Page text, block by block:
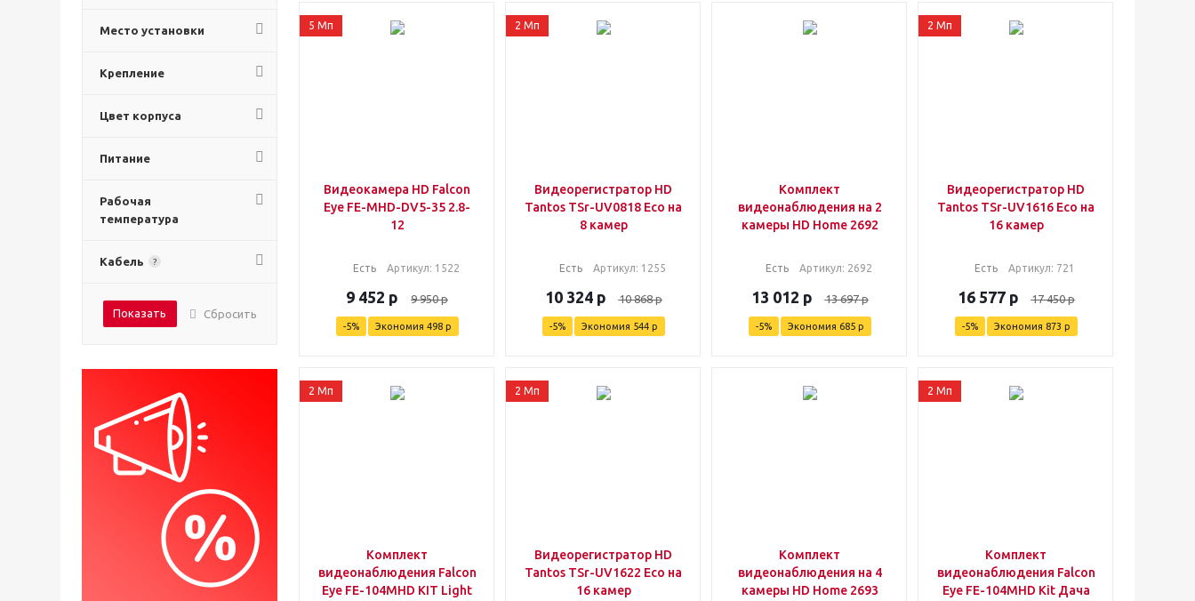
Место установки
Крепление
Цвет корпуса
Питание
Рабочая
температура
Кабель ?
Показать Сбросить
5 Мп
Видеокамера HD Falcon
Eye FE-MHD-DV5-35 2.8-
12
Есть Артикул: 1522
9 452 р 9 950р
-5% Экономия 498р
2 Мп
Видеорегистратор HD
Tantos TSr-UV0818 Eco на
8 камер
Есть Артикул: 1255
10 324р 10 868р
-5% Экономия 544р
Комплект
видеонаблюдения на 2
камеры HD Home 2692
Есть Артикул: 2692
13 012 р 13 697р
-5% Экономия 685р
2 Мп
Видеорегистратор HD
Tantos TSr-UV1616 Eco на
16 камер
Есть Артикул: 721
16 577р 17 450р
-5% Экономия 873 р
2 Мп
Комплект
видеонаблюдения Falcon
Eye FE-104MHD KIT Light
2 Мп
Видеорегистратор HD
Tantos TSr-UV1622 Eco на
16 камер
Комплект
видеонаблюдения на 4
камеры HD Home 2693
2 Мп
Комплект
видеонаблюдения Falcon
Eye FE-104MHD Kit Дача